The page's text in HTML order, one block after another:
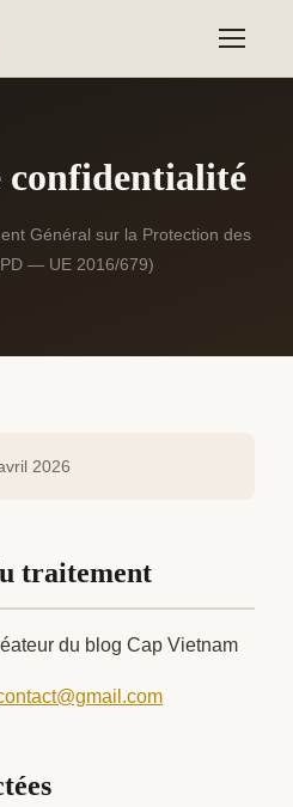
confidentialité
Général sur la Protection des
— UE 2016/679)
2026
traitement
du blog Cap Vietnam